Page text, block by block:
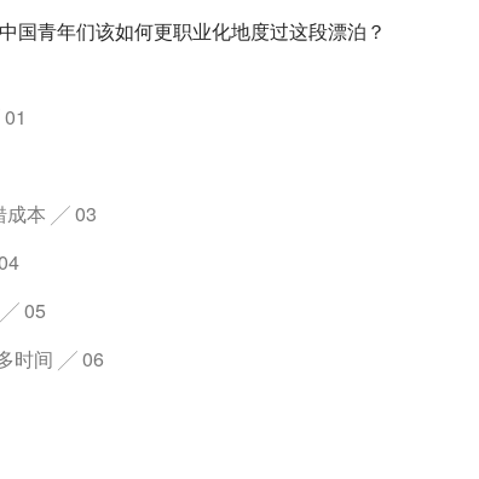
国青年们该如何更职业化地度过这段漂泊 ？
成本 ╱ 03
╱ 05
时间 ╱ 06